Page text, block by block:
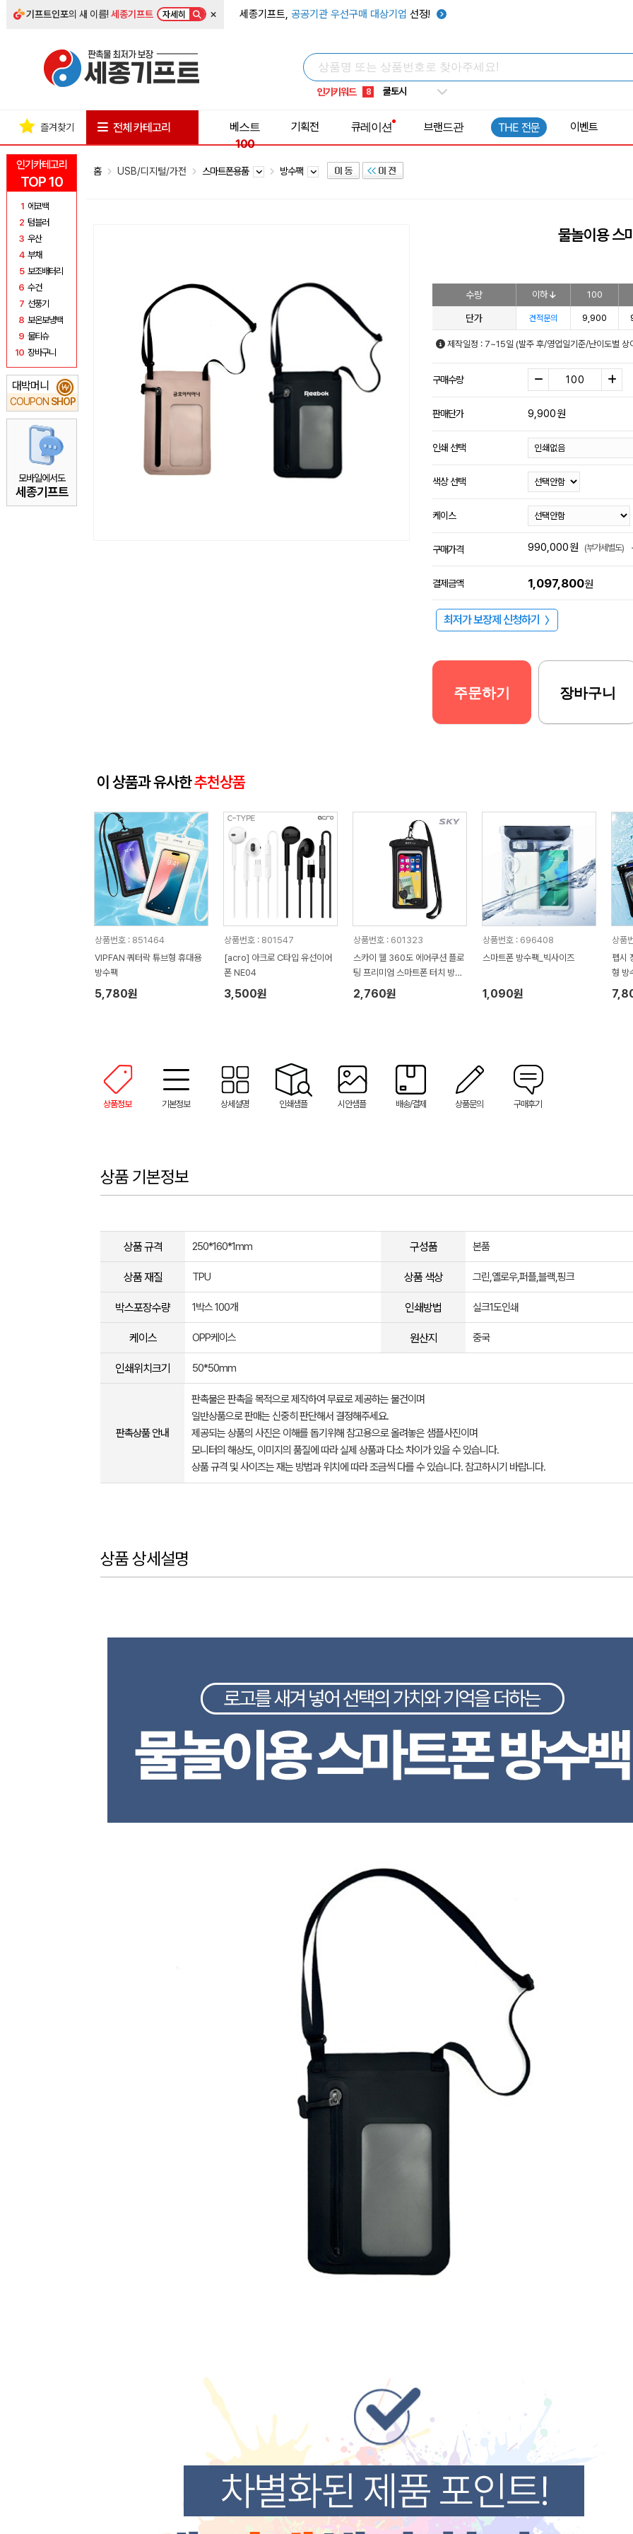
기프트인포의 새 이름!세종기프트 자세히 × 세종기프트, 공공기관 우선구매 대상기업 선정!
인기키워드
5 키캡
8 쿨토시
9 넥쿨러
1 선풍기
인기카테고리
TOP 10
1 에코백
2 텀블러
3 우산
4 부채
5 보조배터리
6 수건
7 선풍기
8 보온보냉백
9 물티슈
10 장바구니
대박머니
COUPON SHOP
₩
모바일에서도
세종기프트
즐겨찾기 전체 카테고리
베스트
100
기획전 큐레이션 브랜드관 THE 전문 이벤트
홈 USB/디지털/가전 스마트폰용품 방수팩
물놀이용 스
수량 이하 100
단가 견적문의 9,900
제작일정 : 7~15일 (발주 후/영업일기준/난이도별 상
구매수량
판매단가 9,900원
인쇄 선택
색상 선택
케이스
구매가격 990,000원 (부가세별도)
결제금액 1,097,800원
최저가 보장제 신청하기 〉
주문하기 장바구니
이 상품과 유사한추천상품
상품번호 : 851464
VIPFAN 쿼터락 튜브형 휴대용
방수팩
5,780원
상품번호 : 801547
[acro] 아크로 C타입 유선이어
폰 NE04
3,500원
상품번호 : 601323
스카이 웰 360도 에어쿠션 플로
팅 프리미엄 스마트폰 터치 방수
팩
2,760원
상품번호 : 696408
스마트폰 방수팩_빅사이즈
1,090원
상품
펩시
형 방
상품정보 기본정보 상세설명 인쇄샘플 시안샘플 배송/결제 상품문의 구매후기
상품 기본정보
상품 규격 250*160*1mm 구성품 본품
상품 재질 TPU 상품 색상 그린,옐로우,퍼플,블랙,핑크
박스포장수량 1박스 100개 인쇄방법 실크1도인쇄
케이스 OPP케이스 원산지 중국
인쇄위치크기 50*50mm
판촉상품 안내
판촉물은 판촉을 목적으로 제작하여 무료로 제공하는 물건이며
일반상품으로 판매는 신중히 판단해서 결정해주세요.
제공되는 상품의 사진은 이해를 돕기위해 참고용으로 올려놓은 샘플사진이며
모니터의 해상도, 이미지의 품질에 따라 실제 상품과 다소 차이가 있을 수 있습니다.
상품 규격 및 사이즈는 재는 방법과 위치에 따라 조금씩 다를 수 있습니다. 참고하시기 바랍니다.
상품 상세설명